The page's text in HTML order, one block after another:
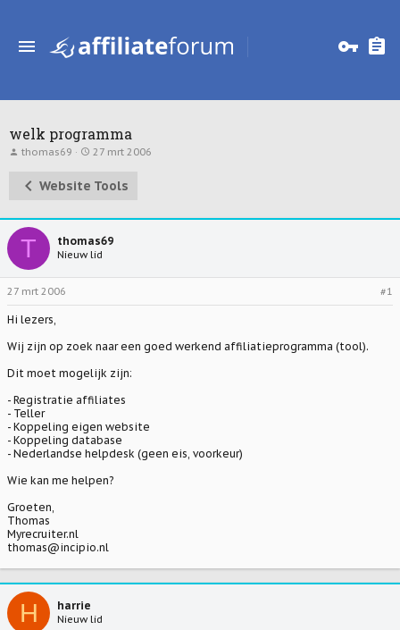
welk programma
T
t
a
e
r
thomas69
S
t
u
27 mrt 2006
Website Tools
T thomas69
Nieuw lid
27 mrt 2006 #1
Hi lezers,
Wij zijn op zoek naar een goed werkend affiliatieprogramma (tool).
Dit moet mogelijk zijn:
- Registratie affiliates
- Teller
- Koppeling eigen website
- Koppeling database
- Nederlandse helpdesk (geen eis, voorkeur)
Wie kan me helpen?
Groeten,
Thomas
Myrecruiter.nl
thomas@incipio.nl
H harrie
Nieuw lid